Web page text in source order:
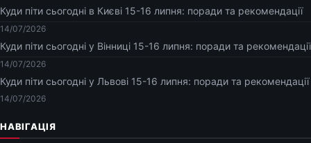
Куди піти сьогодні в Києві 15-16 липня: поради та рекомендації
14/07/2026
Куди піти сьогодні у Вінниці 15-16 липня: поради та рекомендації
14/07/2026
Куди піти сьогодні у Львові 15-16 липня: поради та рекомендації
14/07/2026
НАВІГАЦІЯ